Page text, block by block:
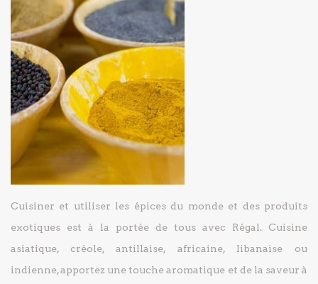
Cuisiner et utiliser les épices du monde et des produits
exotiques est à la portée de tous avec Régal. Cuisine
asiatique, créole, antillaise, africaine, libanaise ou
indienne, apportez une touche aromatique et de la saveur à